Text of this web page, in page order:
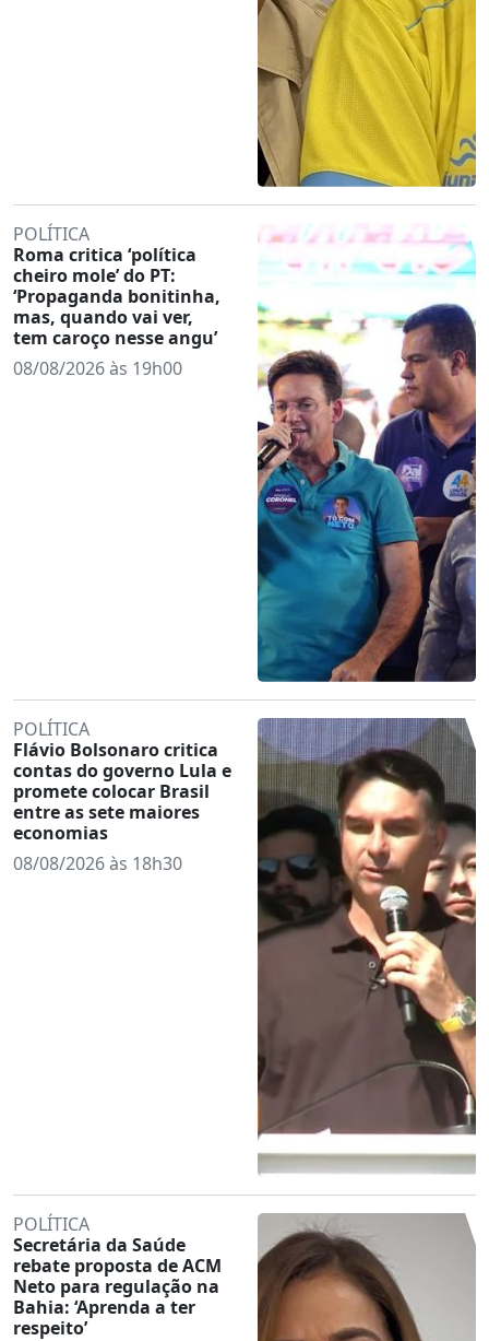
POLÍTICA
Roma critica ‘política
cheiro mole’ do PT:
‘Propaganda bonitinha,
mas, quando vai ver,
tem caroço nesse angu’
08/08/2026 às 19h00
POLÍTICA
Flávio Bolsonaro critica
contas do governo Lula e
promete colocar Brasil
entre as sete maiores
economias
08/08/2026 às 18h30
POLÍTICA
Secretária da Saúde
rebate proposta de ACM
Neto para regulação na
Bahia: ‘Aprenda a ter
respeito’